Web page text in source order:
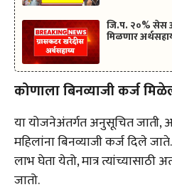
जि.प. २०% सेस
मिळणार
कोणाला बिनव्याजी कर्ज
या योजनेअंतर्गत अनुसूचित जाती,
महिलांना बिनव्याजी कर्ज दिले
लाभ घेता येतो, मात्र
जातो.